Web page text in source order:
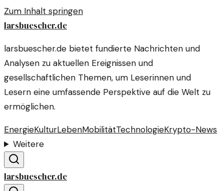
Zum Inhalt springen
larsbuescher.de
larsbuescher.de bietet fundierte Nachrichten und
Analysen zu aktuellen Ereignissen und
gesellschaftlichen Themen, um Leserinnen und
Lesern eine umfassende Perspektive auf die Welt zu
ermöglichen.
EnergieKulturLebenMobilitätTechnologieKrypto-News
Weitere
larsbuescher.de